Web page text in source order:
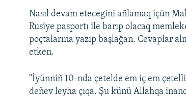
Nasıl devam etecegini añlamaq içün
Rusiye pasportı ile barıp olacaq
poçtalarına yazıp başlağan. Cevaplar
etken.
"İyünniñ 10-nda çetelde em iç em
deñev leyha çıqa. Şu künü Allahqa